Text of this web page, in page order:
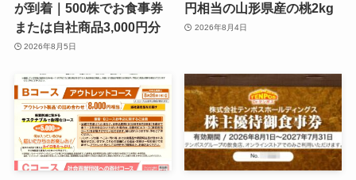
が到着｜500株でお食事券
または自社商品3,000円分
2026年8月5日
円相当の山形県産の桃2kg
2026年8月4日